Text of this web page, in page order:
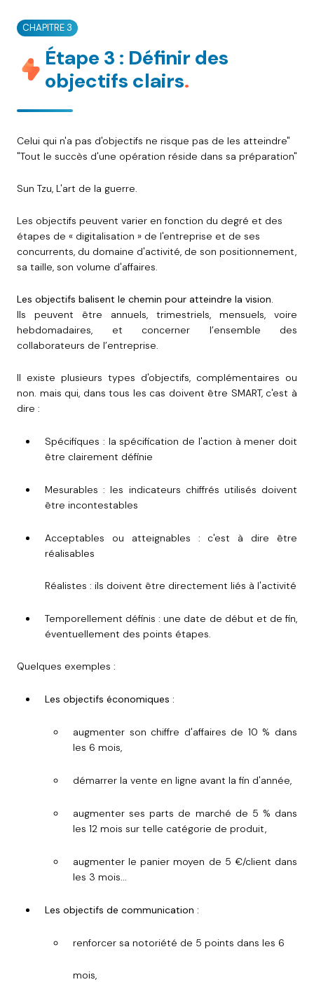
CHAPITRE 3
Étape 3 : Définir des
objectifs clairs.
Celui qui n'a pas d'objectifs ne risque pas de les atteindre"
"Tout le succès d'une opération réside dans sa préparation"
Sun Tzu, L'art de la guerre.
Les objectifs peuvent varier en fonction du degré et des
étapes de « digitalisation » de l'entreprise et de ses
concurrents, du domaine d'activité, de son positionnement,
sa taille, son volume d'affaires.
Les objectifs balisent le chemin pour atteindre la vision.
Ils peuvent être annuels, trimestriels, mensuels, voire
hebdomadaires, et concerner l’ensemble des
collaborateurs de l’entreprise.
Il existe plusieurs types d'objectifs, complémentaires ou
non. mais qui, dans tous les cas doivent être SMART, c'est à
dire :
Spécifiques : la spécification de l'action à mener doit
être clairement définie
Mesurables : les indicateurs chiffrés utilisés doivent
être incontestables
Acceptables ou atteignables :
c'est à dire être
réalisables
Réalistes : ils doivent être directement liés à l'activité
Temporellement définis : une date de début et de fin,
éventuellement des points étapes.
Quelques exemples :
Les objectifs économiques :
augmenter son chiffre d'affaires de 10 % dans
les 6 mois,
démarrer la vente en ligne avant la fin d'année,
augmenter ses parts de marché de 5 % dans
les 12 mois sur telle catégorie de produit,
augmenter le panier moyen de 5 €/client dans
les 3 mois...
Les objectifs de communication :
renforcer sa notoriété de 5 points dans les 6
mois,